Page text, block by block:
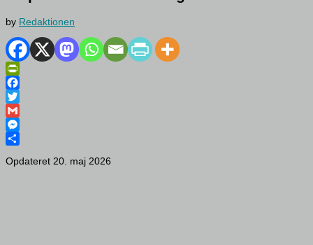
by Redaktionen
PrintFriendly
Facebook
Twitter
Gmail
Messenger
Opdateret 20. maj 2026